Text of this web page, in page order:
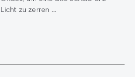
Licht zu zerren ...